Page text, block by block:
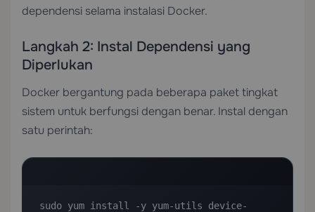
dependensi selama instalasi Docker.
Langkah 2: Instal Dependensi yang
Diperlukan
Docker bergantung pada beberapa paket tingkat
sistem untuk berfungsi dengan benar. Instal dengan
satu perintah:
sudo yum install -y yum-utils device-